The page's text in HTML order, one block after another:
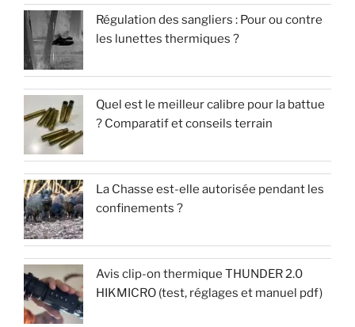
Régulation des sangliers : Pour ou contre
les lunettes thermiques ?
Quel est le meilleur calibre pour la battue
? Comparatif et conseils terrain
La Chasse est-elle autorisée pendant les
confinements ?
Avis clip-on thermique THUNDER 2.0
HIKMICRO (test, réglages et manuel pdf)